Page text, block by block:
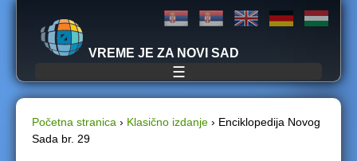
Jump to navigation
VREME JE ZA NOVI SAD
☰
Y
Početna stranica › Klasično izdanje › Enciklopedija Novog
Sada br. 29